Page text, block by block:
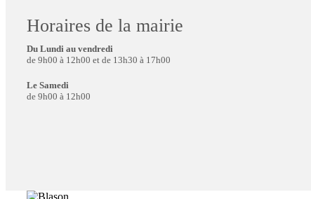
Horaires de la mairie
Du Lundi au vendredi
de 9h00 à 12h00 et de 13h30 à 17h00
Le Samedi
de 9h00 à 12h00